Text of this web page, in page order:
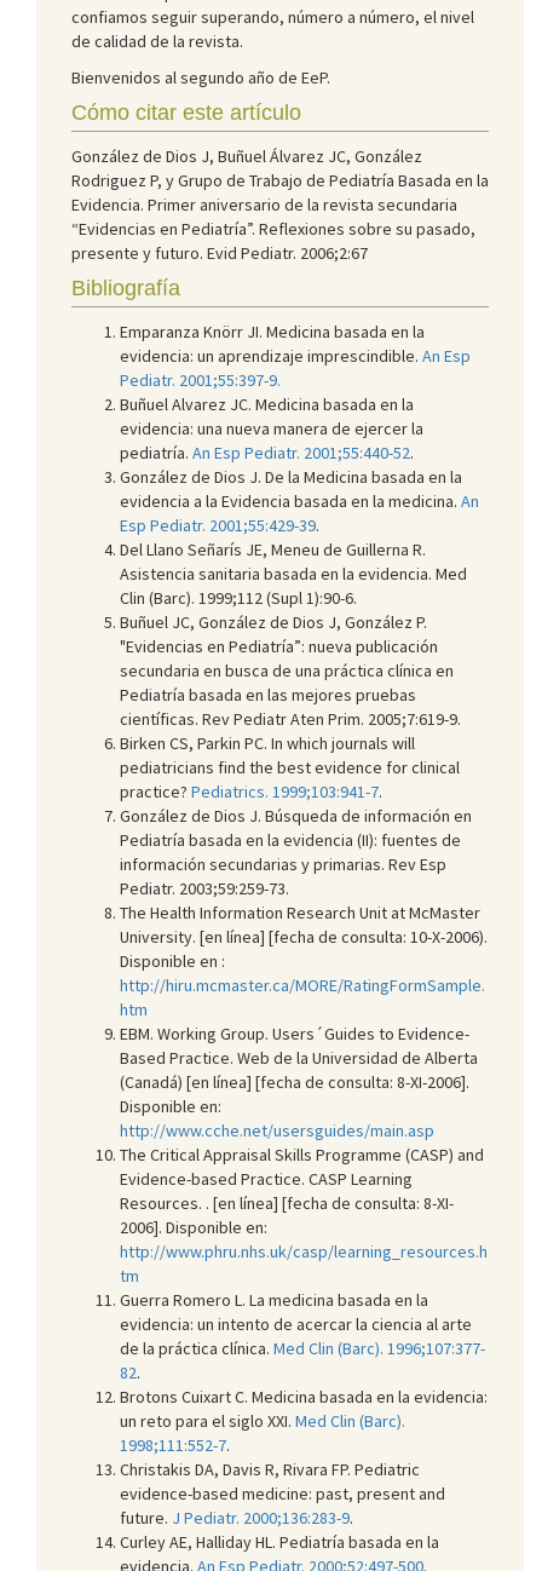
confiamos seguir superando, número a número, el nivel
de calidad de la revista.
Bienvenidos al segundo año de EeP.
Cómo citar este artículo
González de Dios J, Buñuel Álvarez JC, González
Rodriguez P, y Grupo de Trabajo de Pediatría Basada en la
Evidencia. Primer aniversario de la revista secundaria
“Evidencias en Pediatría”. Reflexiones sobre su pasado,
presente y futuro. Evid Pediatr. 2006;2:67
Bibliografía
Emparanza Knörr JI. Medicina basada en la
evidencia: un aprendizaje imprescindible. An Esp
Pediatr. 2001;55:397-9.
Buñuel Alvarez JC. Medicina basada en la
evidencia: una nueva manera de ejercer la
pediatría. An Esp Pediatr. 2001;55:440-52.
González de Dios J. De la Medicina basada en la
evidencia a la Evidencia basada en la medicina. An
Esp Pediatr. 2001;55:429-39.
Del Llano Señarís JE, Meneu de Guillerna R.
Asistencia sanitaria basada en la evidencia. Med
Clin (Barc). 1999;112 (Supl 1):90-6.
Buñuel JC, González de Dios J, González P.
"Evidencias en Pediatría”: nueva publicación
secundaria en busca de una práctica clínica en
Pediatría basada en las mejores pruebas
científicas. Rev Pediatr Aten Prim. 2005;7:619-9.
Birken CS, Parkin PC. In which journals will
pediatricians find the best evidence for clinical
practice? Pediatrics. 1999;103:941-7.
González de Dios J. Búsqueda de información en
Pediatría basada en la evidencia (II): fuentes de
información secundarias y primarias. Rev Esp
Pediatr. 2003;59:259-73.
The Health Information Research Unit at McMaster
University. [en línea] [fecha de consulta: 10-X-2006).
Disponible en :
http://hiru.mcmaster.ca/MORE/RatingFormSample.
htm
EBM. Working Group. Users´Guides to Evidence-
Based Practice. Web de la Universidad de Alberta
(Canadá) [en línea] [fecha de consulta: 8-XI-2006].
Disponible en:
http://www.cche.net/usersguides/main.asp
The Critical Appraisal Skills Programme (CASP) and
Evidence-based Practice. CASP Learning
Resources. . [en línea] [fecha de consulta: 8-XI-
2006]. Disponible en:
http://www.phru.nhs.uk/casp/learning_resources.h
tm
Guerra Romero L. La medicina basada en la
evidencia: un intento de acercar la ciencia al arte
de la práctica clínica. Med Clin (Barc). 1996;107:377-
82.
Brotons Cuixart C. Medicina basada en la evidencia:
un reto para el siglo XXI. Med Clin (Barc).
1998;111:552-7.
Christakis DA, Davis R, Rivara FP. Pediatric
evidence-based medicine: past, present and
future. J Pediatr. 2000;136:283-9.
Curley AE, Halliday HL. Pediatría basada en la
evidencia. An Esp Pediatr. 2000;52:497-500.